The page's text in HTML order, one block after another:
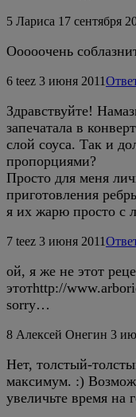
5 Лариса 17 сентября
Ооооочень
6 teez 3 июня 2011
Здравствуйте!
запечатала в
слой соуса. Так и
пропорциями?
Просто для меня
приготовления
я их жарю просто с
7 teez 3 июня 2011
ой, я же не этот
этотhttp://
sorry…
8 Алексей Онегин 3
Нет, толстый-
максимум. :)
увеличьте время на